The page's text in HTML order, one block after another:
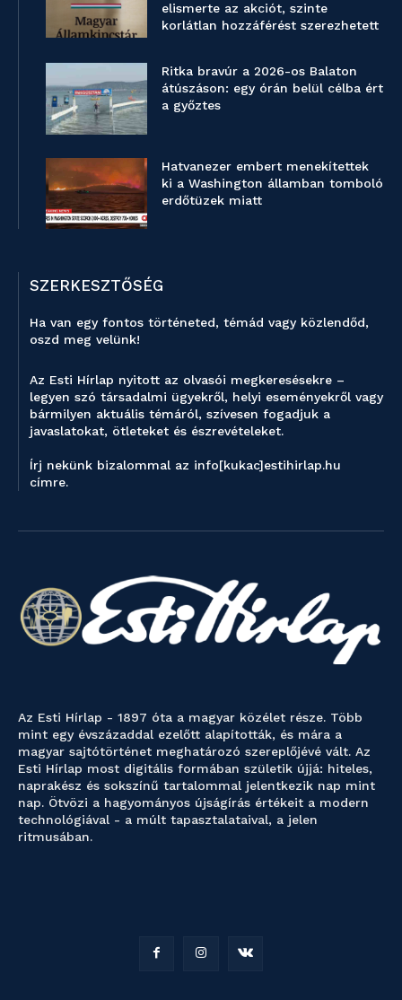
elismerte az akciót, szinte
korlátlan hozzáférést szerezhetett
Ritka bravúr a 2026-os Balaton
átúszáson: egy órán belül célba ért
a győztes
Hatvanezer embert menekítettek
ki a Washington államban tomboló
erdőtüzek miatt
SZERKESZTŐSÉG
Ha van egy fontos történeted, témád vagy közlendőd,
oszd meg velünk!
Az Esti Hírlap nyitott az olvasói megkeresésekre –
legyen szó társadalmi ügyekről, helyi eseményekről vagy
bármilyen aktuális témáról, szívesen fogadjuk a
javaslatokat, ötleteket és észrevételeket.
Írj nekünk bizalommal az info[kukac]estihirlap.hu
címre.
Az Esti Hírlap - 1897 óta a magyar közélet része. Több
mint egy évszázaddal ezelőtt alapították, és mára a
magyar sajtótörténet meghatározó szereplőjévé vált. Az
Esti Hírlap most digitális formában születik újjá: hiteles,
naprakész és sokszínű tartalommal jelentkezik nap mint
nap. Ötvözi a hagyományos újságírás értékeit a modern
technológiával - a múlt tapasztalataival, a jelen
ritmusában.